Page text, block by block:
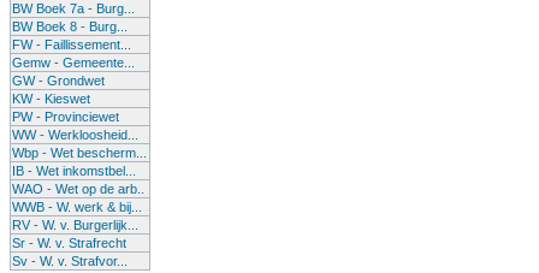
BW Boek 7a - Burg...
BW Boek 8 - Burg...
FW - Faillissement...
Gemw - Gemeente...
GW - Grondwet
KW - Kieswet
PW - Provinciewet
WW - Werkloosheid...
Wbp - Wet bescherm...
IB - Wet inkomstbel...
WAO - Wet op de arb..
WWB - W. werk & bij...
RV - W. v. Burgerlijk...
Sr - W. v. Strafrecht
Sv - W. v. Strafvor...